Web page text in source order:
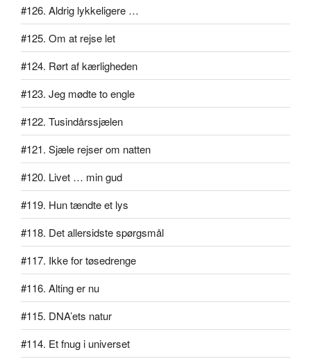
#126. Aldrig lykkeligere …
#125. Om at rejse let
#124. Rørt af kærligheden
#123. Jeg mødte to engle
#122. Tusindårssjælen
#121. Sjæle rejser om natten
#120. Livet … min gud
#119. Hun tændte et lys
#118. Det allersidste spørgsmål
#117. Ikke for tøsedrenge
#116. Alting er nu
#115. DNA’ets natur
#114. Et fnug i universet